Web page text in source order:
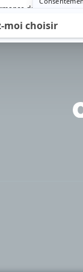
à son petit
Sa spécialité: la télé